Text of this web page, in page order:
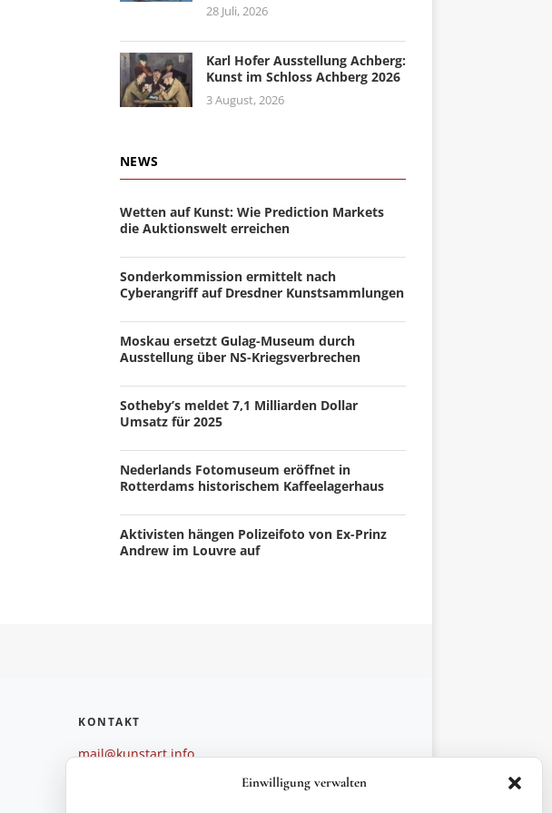
Einwilligung verwalten
28 Juli, 2026
Karl Hofer Ausstellung Achberg:
Kunst im Schloss Achberg 2026
3 August, 2026
NEWS
Wetten auf Kunst: Wie Prediction Markets
die Auktionswelt erreichen
Sonderkommission ermittelt nach
Cyberangriff auf Dresdner Kunstsammlungen
Moskau ersetzt Gulag-Museum durch
Ausstellung über NS-Kriegsverbrechen
Sotheby’s meldet 7,1 Milliarden Dollar
Umsatz für 2025
Nederlands Fotomuseum eröffnet in
Rotterdams historischem Kaffeelagerhaus
Aktivisten hängen Polizeifoto von Ex-Prinz
Andrew im Louvre auf
KONTAKT
mail@kunstart.info